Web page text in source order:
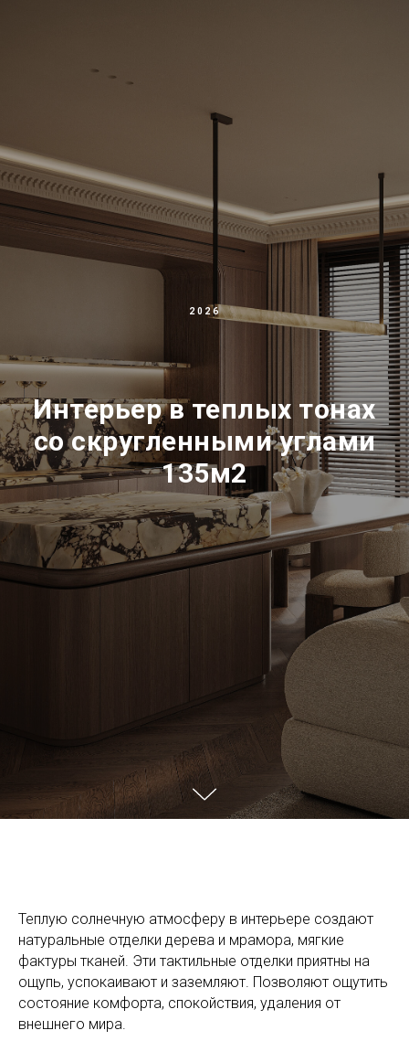
2026
Интерьер в теплых тонах
со скругленными углами
135м2
Теплую солнечную атмосферу в интерьере создают
натуральные отделки дерева и мрамора, мягкие
фактуры тканей. Эти тактильные отделки приятны на
ощупь, успокаивают и заземляют. Позволяют ощутить
состояние комфорта, спокойствия, удаления от
внешнего мира.